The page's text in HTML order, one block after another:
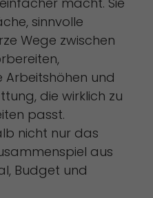
sinnvolle
Wege zwischen
und
die wirklich zu
passt.
nicht nur das
aus
Budget und